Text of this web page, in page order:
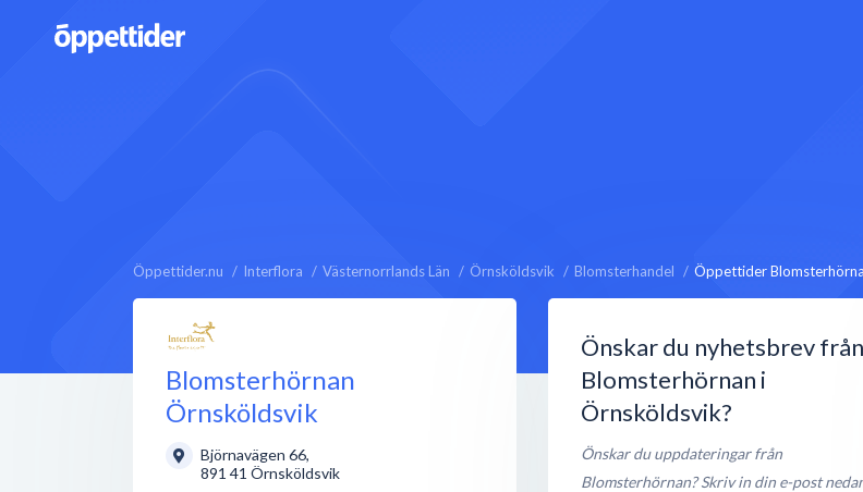
Öppettider.nu Interflora Västernorrlands Län Örnsköldsvik Blomsterhandel Öppettider
Blomsterhörnan
Örnsköldsvik
Björnavägen 66,
891 41 Örnsköldsvik
Önskar du nyhetsbrev från
Blomsterhörnan i
Örnsköldsvik?
Önskar du uppdateringar från
Blomsterhörnan? Skriv in din e-post